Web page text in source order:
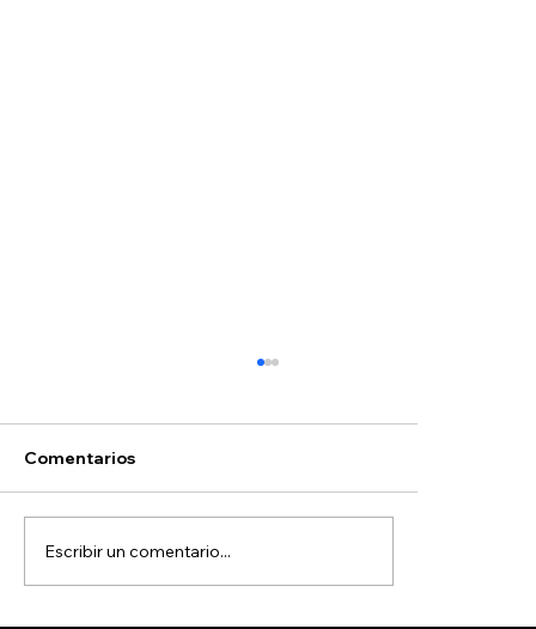
Comentarios
Escribir un comentario...